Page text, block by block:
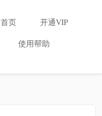
首页
开通VIP
使用帮助